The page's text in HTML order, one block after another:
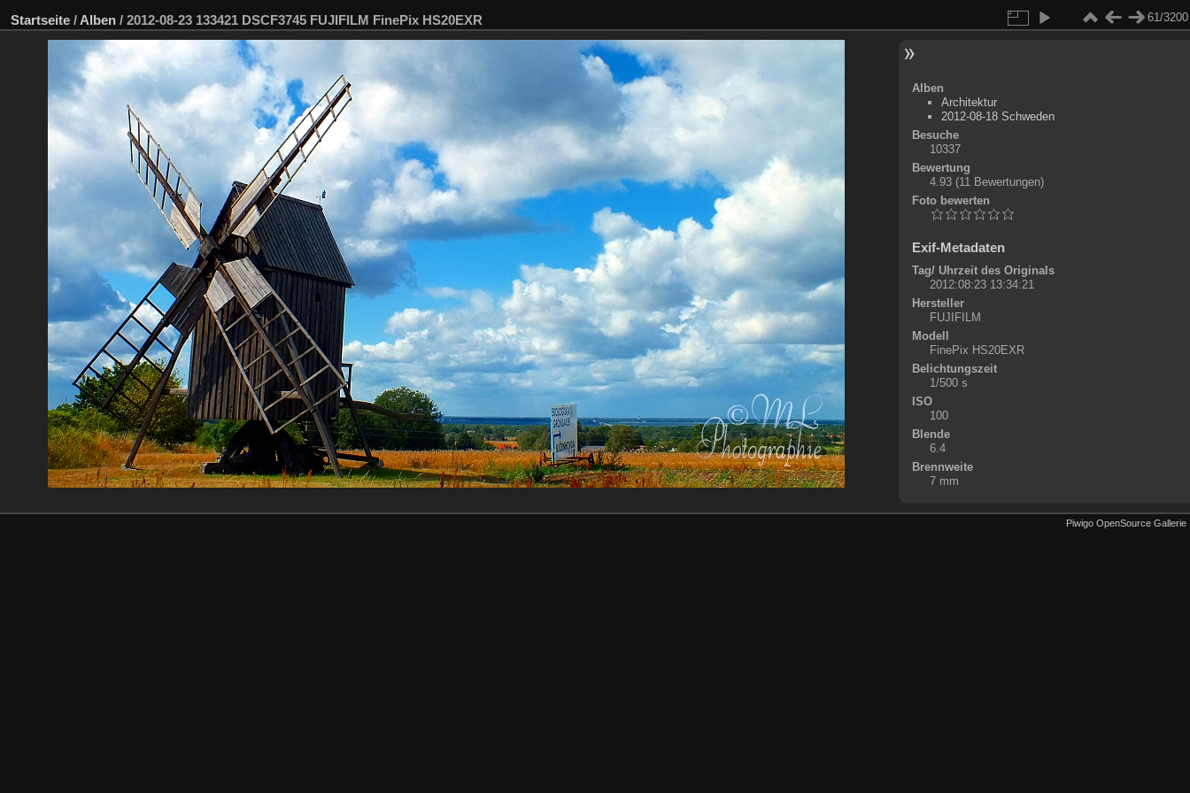
Startseite / Alben / 2012-08-23 133421 DSCF3745 FUJIFILM FinePix HS20EXR 61/3200
Alben
Architektur
2012-08-18 Schweden
Besuche
10337
Bewertung
4.93 (11 Bewertungen)
Foto bewerten
Exif-Metadaten
Tag/ Uhrzeit des Originals
2012:08:23 13:34:21
Hersteller
FUJIFILM
Modell
FinePix HS20EXR
Belichtungszeit
1/500 s
ISO
100
Blende
6.4
Brennweite
7 mm
Piwigo OpenSource Gallerie